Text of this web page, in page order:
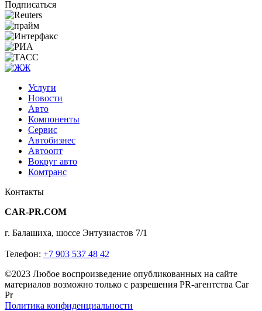
Подписаться
Услуги
Новости
Авто
Компоненты
Сервис
Автобизнес
Автоопт
Вокруг авто
Комтранс
Контакты
CAR-PR.COM
г. Балашиха, шоссе Энтузиастов 7/1
Телефон: +7 903 537 48 42
©2023 Любое воспроизведение опубликованных на сайте
материалов возможно только с разрешения PR-агентства Car
Pr
Политика конфиденциальности